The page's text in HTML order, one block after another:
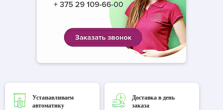
Устанавливаем
автоматику
Доставка в день
заказа